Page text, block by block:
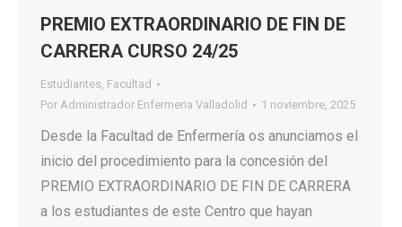
PREMIO EXTRAORDINARIO DE FIN DE
CARRERA CURSO 24/25
Estudiantes, Facultad
Por Administrador Enfermeria Valladolid 1 noviembre, 2025
Desde la Facultad de Enfermería os anunciamos el
inicio del procedimiento para la concesión del
PREMIO EXTRAORDINARIO DE FIN DE CARRERA
a los estudiantes de este Centro que hayan